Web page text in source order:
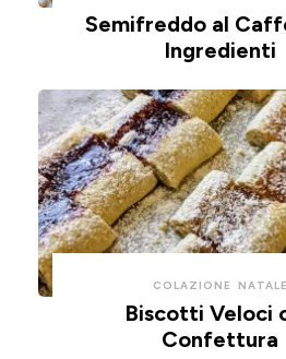
Semifreddo al
Ingredienti
COLAZIONE NATALE
Biscotti Veloci
Confettura